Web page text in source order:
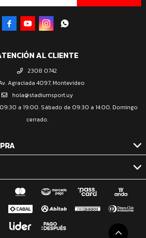
AL CLIENTE
2308 0742
Agraciada 4097, Montevideo
hola@stadiumsport.uy
a 19:00. Sábado de 09:30 a 14:00. Domingo
cerrado.
   